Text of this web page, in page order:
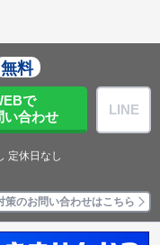
無料
で
い合わせ
LINE
休日なし
策のお問い合わせはこちら